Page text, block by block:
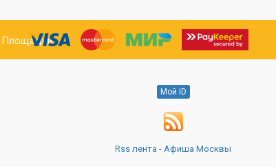
Площадки
Мой ID
Rss лента - Афиша Москвы